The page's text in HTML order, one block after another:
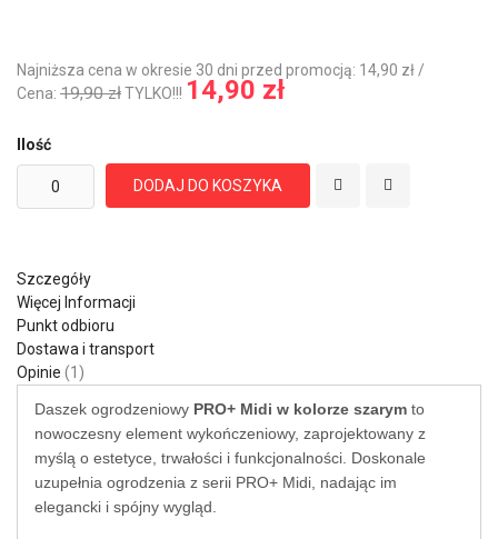
Najniższa cena w okresie 30 dni przed promocją: 14,90 zł /
Cena: 19,90 złTYLKO!!! 14,90 zł
Ilość
DODAJ DO KOSZYKA
Szczegóły
Więcej Informacji
Punkt odbioru
Dostawa i transport
Opinie
1
Daszek ogrodzeniowy PRO+ Midi w kolorze szarym to
nowoczesny element wykończeniowy, zaprojektowany z
myślą o estetyce, trwałości i funkcjonalności. Doskonale
uzupełnia ogrodzenia z serii PRO+ Midi, nadając im
elegancki i spójny wygląd.